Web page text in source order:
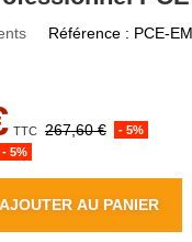
Référence : PCE-
TTC 267,60 € - 5%
- 5%
AJOUTER AU PANIER